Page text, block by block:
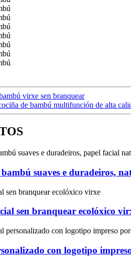
virxe sen branquear
de bambú multifunción de alta
suaves e duradeiros,
sen branquear ecolóxico
con logotipo